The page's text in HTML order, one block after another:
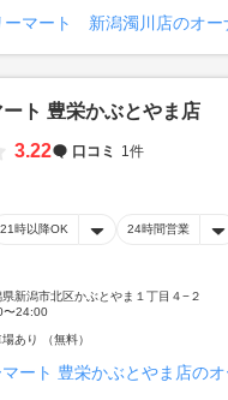
ーマート 新潟濁川店のオー
ト 豊栄かぶとやま店
3.22
口コミ 1件
21時以降OK 24時間営業
県新潟市北区かぶとやま１丁目４−２
〜24:00
あり （無料）
ート 豊栄かぶとやま店の